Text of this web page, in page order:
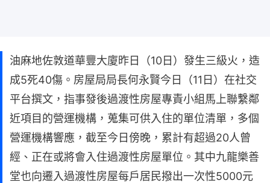
油麻地佐敦道華豐大廈昨日（10日）發生三級火，造
成5死40傷。房屋局局長何永賢今日（11日）在社交
平台撰文，指事發後過渡性房屋專責小組馬上聯繫鄰
近項目的營運機構，蒐集可供入住的單位清單，多個
營運機構響應，截至今日傍晚，累計有超過20人曾
經、正在或將會入住過渡性房屋單位。其中九龍樂善
堂也向遷入過渡性房屋每戶居民撥出一次性5000元